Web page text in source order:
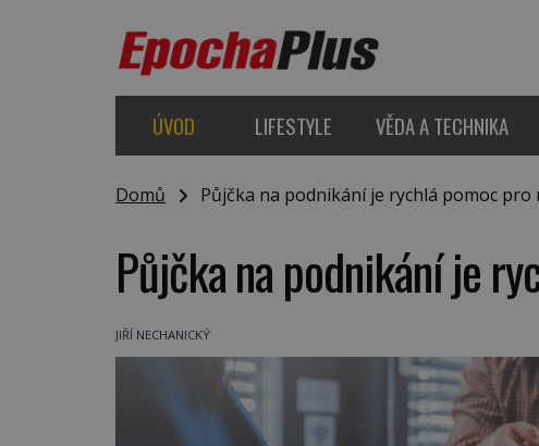
ÚVOD LIFESTYLE VĚDA A TECHNIKA
Domů Půjčka na podnikání je rychlá pomoc pro
Půjčka na podnikání je
JIŘÍ NECHANICKÝ